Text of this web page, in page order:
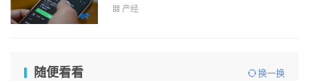
产经
随便看看 换一换